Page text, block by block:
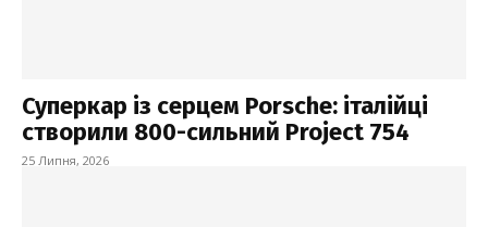
Суперкар із серцем Porsche: італійці
створили 800-сильний Project 754
25 Липня, 2026